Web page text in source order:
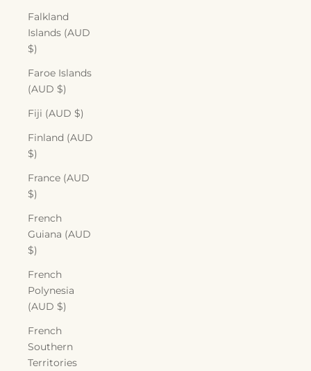
Falkland
Islands (AUD
$)
Faroe Islands
(AUD $)
Fiji (AUD $)
Finland (AUD
$)
France (AUD
$)
French
Guiana (AUD
$)
French
Polynesia
(AUD $)
French
Southern
Territories